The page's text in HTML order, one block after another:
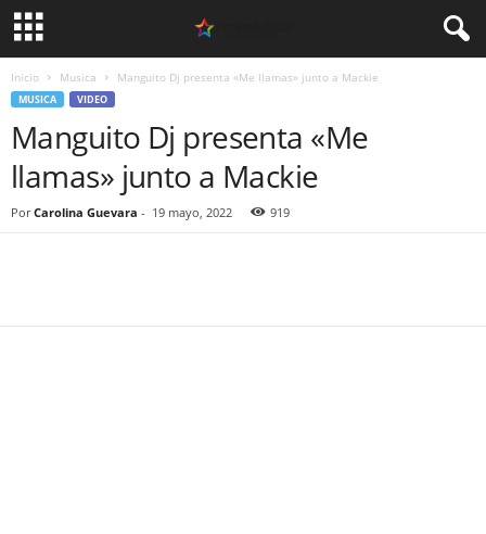
Inicio Musica Manguito Dj presenta «Me llamas» junto a Mackie
MUSICA VIDEO
Manguito Dj presenta «Me
llamas» junto a Mackie
Por Carolina Guevara - 19 mayo, 2022 919